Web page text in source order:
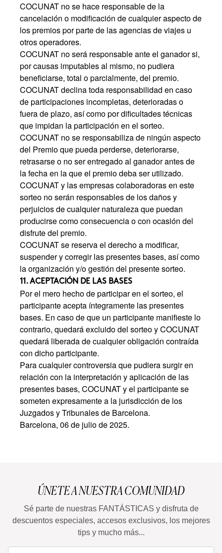
COCUNAT no se hace responsable de la
cancelación o modificación de cualquier aspecto de
los premios por parte de las agencias de viajes u
otros operadores.
COCUNAT no será responsable ante el ganador si,
por causas imputables al mismo, no pudiera
beneficiarse, total o parcialmente, del premio.
COCUNAT declina toda responsabilidad en caso
de participaciones incompletas, deterioradas o
fuera de plazo, así como por dificultades técnicas
que impidan la participación en el sorteo.
COCUNAT no se responsabiliza de ningún aspecto
del Premio que pueda perderse, deteriorarse,
retrasarse o no ser entregado al ganador antes de
la fecha en la que el premio deba ser utilizado.
COCUNAT y las empresas colaboradoras en este
sorteo no serán responsables de los daños y
perjuicios de cualquier naturaleza que puedan
producirse como consecuencia o con ocasión del
disfrute del premio.
COCUNAT se reserva el derecho a modificar,
suspender y corregir las presentes bases, así como
la organización y/o gestión del presente sorteo.
11. ACEPTACIÓN DE LAS BASES
Por el mero hecho de participar en el sorteo, el
participante acepta íntegramente las presentes
bases. En caso de que un participante manifieste lo
contrario, quedará excluido del sorteo y COCUNAT
quedará liberada de cualquier obligación contraída
con dicho participante.
Para cualquier controversia que pudiera surgir en
relación con la interpretación y aplicación de las
presentes bases, COCUNAT y el participante se
someten expresamente a la jurisdicción de los
Juzgados y Tribunales de Barcelona.
Barcelona, 06 de julio de 2025.
ÚNETE A NUESTRA COMUNIDAD
Sé parte de nuestras FANTÁSTICAS y disfruta de
descuentos especiales, accesos exclusivos, los mejores
tips y mucho más...